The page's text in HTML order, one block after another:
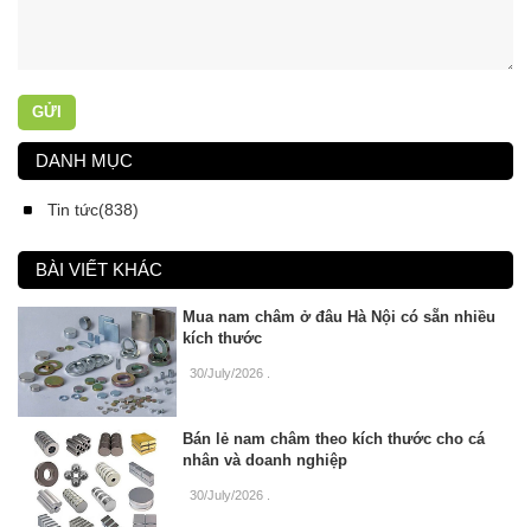
GỬI
DANH MỤC
Tin tức(838)
BÀI VIẾT KHÁC
Mua nam châm ở đâu Hà Nội có sẵn nhiều
kích thước
30/July/2026
Bán lẻ nam châm theo kích thước cho cá
nhân và doanh nghiệp
30/July/2026